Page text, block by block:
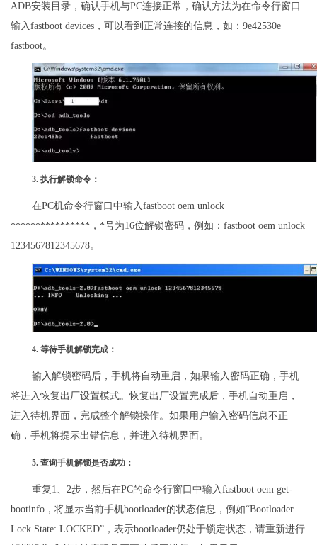
ADB安装目录，确认手机与PC连接正常，确认方法为在命令行窗口
输入fastboot devices，可以看到正常连接的信息，如：9e42530e
fastboot。
3. 执行解锁命令：
在PC机命令行窗口中输入fastboot oem unlock
****************，*号为16位解锁密码，例如：fastboot oem unlock
1234567812345678。
4. 等待手机解锁完成：
输入解锁密码后，手机将自动重启，如果输入密码正确，手机
将进入恢复出厂设置模式。恢复出厂设置完成后，手机自动重启，
进入待机界面，完成整个解锁操作。如果用户输入密码信息不正
确，手机将提示出错信息，并进入待机界面。
5. 查询手机解锁是否成功：
重复1、2步，然后在PC的命令行窗口中输入fastboot oem get-
bootinfo，将显示当前手机bootloader的状态信息，例如“Bootloader
Lock State: LOCKED”，表示bootloader仍处于锁定状态，请重新进行